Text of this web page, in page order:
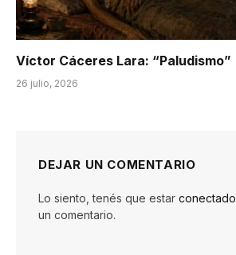
Víctor Cáceres Lara: “Paludismo”
26 julio, 2026
DEJAR UN COMENTARIO
Lo siento, tenés que estar conectado
un comentario.